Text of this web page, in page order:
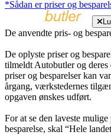
*Sådan er priser og
De anvendte pris- og
De oplyste priser og
tilmeldt Autobutler og
priser og besparelser kan
årgang, værkstedernes
opgaven ønskes udført.
For at se den laveste
besparelse, skal “Hele